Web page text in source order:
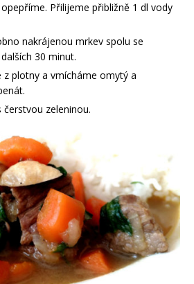
Přilijeme přibližně 1 dl vody
nakrájenou mrkev spolu se
30 minut.
z plotny a vmícháme omytý a
čerstvou zeleninou.